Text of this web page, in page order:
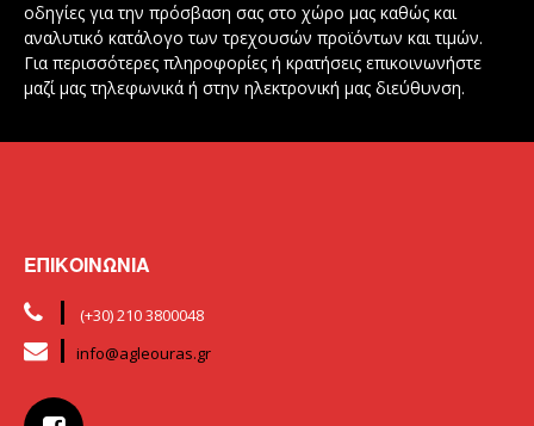
οδηγίες για την πρόσβαση σας στο χώρο μας καθώς και
αναλυτικό κατάλογο των τρεχουσών προϊόντων και τιμών.
Για περισσότερες πληροφορίες ή κρατήσεις επικοινωνήστε
μαζί μας τηλεφωνικά ή στην ηλεκτρονική μας διεύθυνση.
ΕΠΙΚΟΙΝΩΝΙΑ
(+30) 210 3800048
info@agleouras.gr